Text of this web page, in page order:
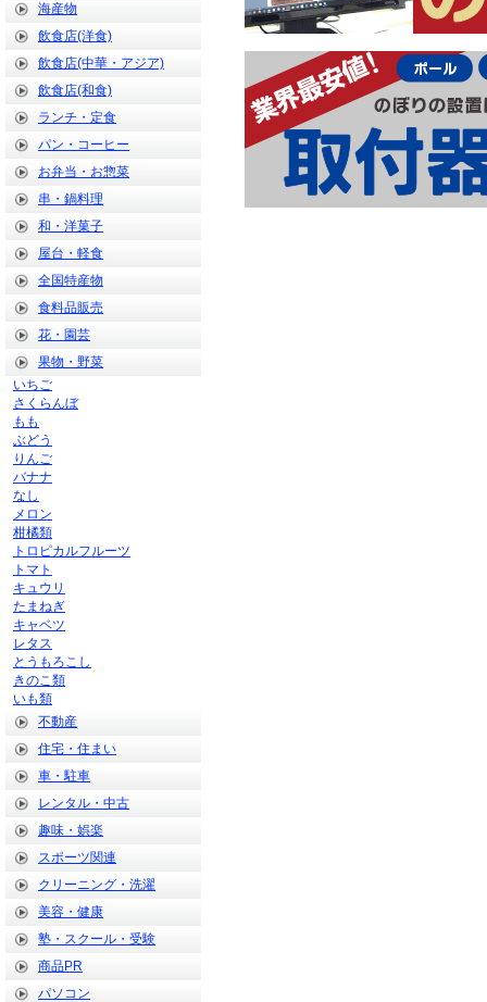
海産物
飲食店(洋食)
飲食店(中華・アジア)
飲食店(和食)
ランチ・定食
パン・コーヒー
お弁当・お惣菜
串・鍋料理
和・洋菓子
屋台・軽食
全国特産物
食料品販売
花・園芸
果物・野菜
いちご
さくらんぼ
もも
ぶどう
りんご
バナナ
なし
メロン
柑橘類
トロピカルフルーツ
トマト
キュウリ
たまねぎ
キャベツ
レタス
とうもろこし
きのこ類
いも類
不動産
住宅・住まい
車・駐車
レンタル・中古
趣味・娯楽
スポーツ関連
クリーニング・洗濯
美容・健康
塾・スクール・受験
商品PR
パソコン